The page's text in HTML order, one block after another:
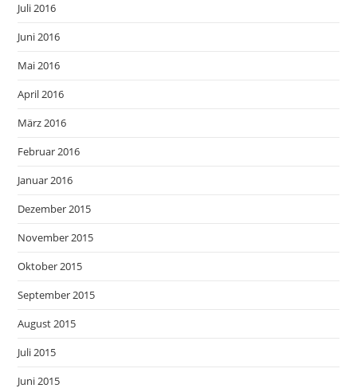
Juli 2016
Juni 2016
Mai 2016
April 2016
März 2016
Februar 2016
Januar 2016
Dezember 2015
November 2015
Oktober 2015
September 2015
August 2015
Juli 2015
Juni 2015